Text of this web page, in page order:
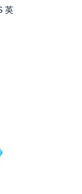
英